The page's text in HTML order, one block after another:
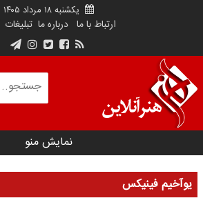
یکشنبه ۱۸ مرداد ۱۴۰۵
ارتباط با ما درباره ما تبلیغات
نمایش منو
یوآخیم فینیکس